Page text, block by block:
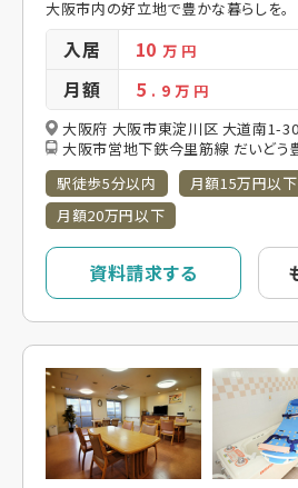
大阪市内の好立地で豊かな暮らしを。
入居 10万 円
月額 5 . 9 万 円
大阪府 大阪市東淀川区 大道南1-
大阪市営地下鉄今里筋線 だいどう
駅徒歩5分以内
月額15万円以下
月額20万円以下
資料請求する